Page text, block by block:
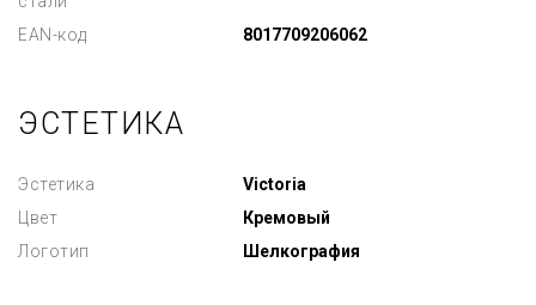
EAN-код 8017709206062
ЭСТЕТИКА
Эстетика
Victoria
Цвет
Кремовый
Логотип
Шелкография